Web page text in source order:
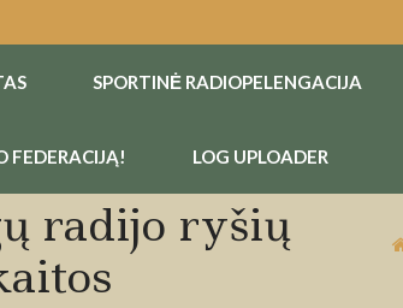
SPORTINĖ RADIOPELENGACIJA
FEDERACIJĄ! LOG UPLOADER
radijo ryšių